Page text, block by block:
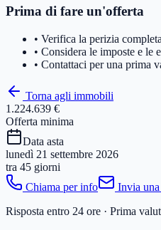
Prima di fare un'offerta
• Verifica la perizia
• Considera le imposte e le
• Contattaci per una prima
Torna agli immobili
1.224.639 €
Offerta minima
Data asta
lunedì 21 settembre 2026
tra 45 giorni
Chiama per info
Invia
Risposta entro 24 ore · Prima